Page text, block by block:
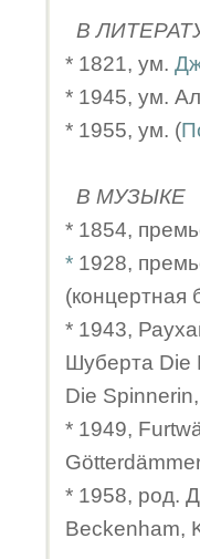
В
* 1821, ум.
* 1945, ум.
* 1955, ум. (
В МУЗЫКЕ
* 1854,
* 1928,
(концертная
* 1943,
Шуберта Die
Die Spinnerin,
* 1949,
* 1958, род.
Beckenham,